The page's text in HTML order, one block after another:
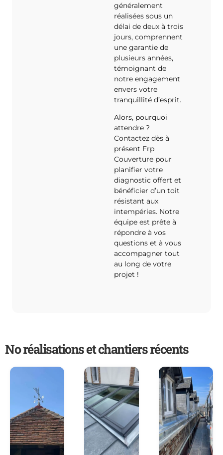
généralement
réalisées sous un
délai de deux à trois
jours, comprennent
une garantie de
plusieurs années,
témoignant de
notre engagement
envers votre
tranquillité d’esprit.
Alors, pourquoi
attendre ?
Contactez dès à
présent Frp
Couverture pour
planifier votre
diagnostic offert et
bénéficier d’un toit
résistant aux
intempéries. Notre
équipe est prête à
répondre à vos
questions et à vous
accompagner tout
au long de votre
projet !
No réalisations et chantiers récents